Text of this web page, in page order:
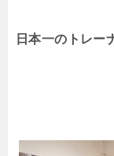
日本一のトレー